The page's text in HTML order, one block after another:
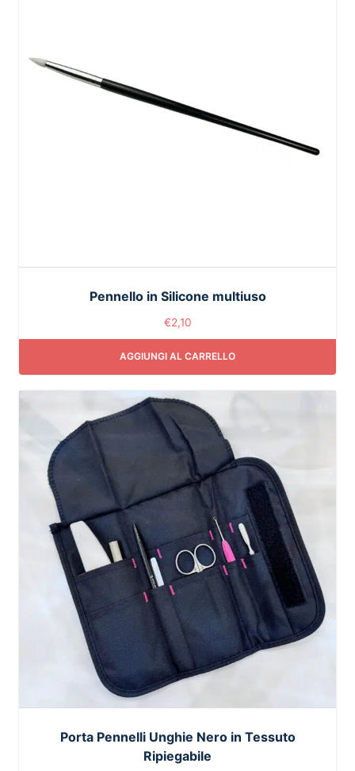
Pennello in Silicone multiuso
€2,10
AGGIUNGI AL CARRELLO
Porta Pennelli Unghie Nero in Tessuto
Ripiegabile